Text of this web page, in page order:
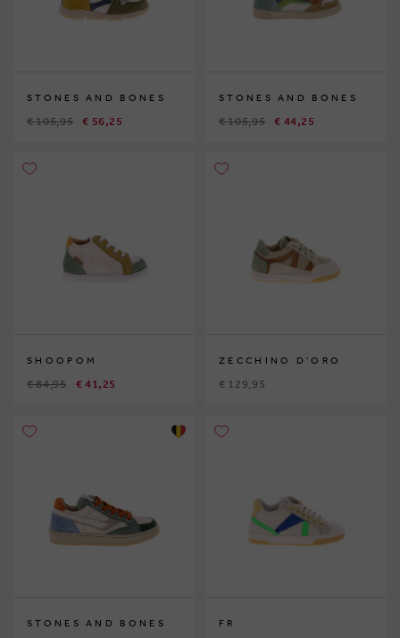
STONES AND BONES
€ 105,95 € 56,25
STONES AND BONES
€ 105,95 € 44,25
SHOOPOM
€ 84,95 € 41,25
ZECCHINO D'ORO
€ 129,95
STONES AND BONES FR